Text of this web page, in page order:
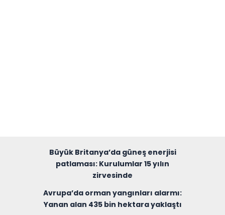
Büyük Britanya’da güneş enerjisi
patlaması: Kurulumlar 15 yılın
zirvesinde
Avrupa’da orman yangınları alarmı:
Yanan alan 435 bin hektara yaklaştı